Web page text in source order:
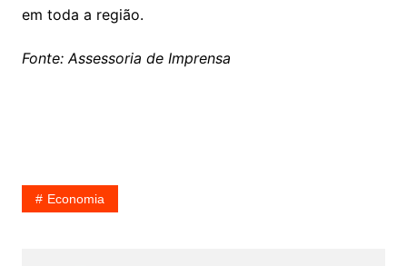
em toda a região.
Fonte: Assessoria de Imprensa
Economia